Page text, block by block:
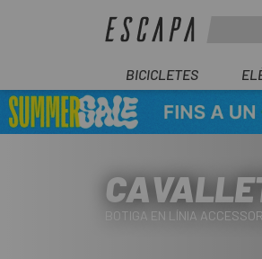
BICICLETES
BOTIGA EN LÍNIA